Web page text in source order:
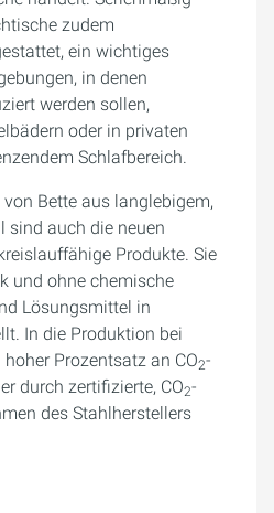
zudem
ein wichtiges
in denen
werden sollen,
oder in privaten
Schlafbereich.
Bette aus langlebigem,
sind auch die neuen
Produkte. Sie
und ohne chemische
Lösungsmittel in
In die Produktion bei
Prozentsatz an CO2-
durch zertifizierte, CO2-
des Stahlherstellers